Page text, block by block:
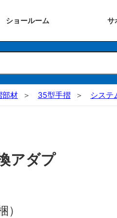
ショールーム サ
部材 35型手摺 システ
アダプ